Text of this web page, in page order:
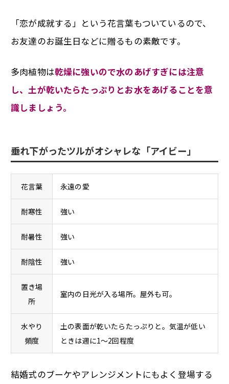
「恋が成就する」という花言葉もついているので、
お友達のお誕生日などに贈るもの素敵です。
多肉植物は乾燥に強いので水のあげすぎには注意
し、土が乾いたらたっぷりとお水をあげることを意
識しましょう。
垂れ下がったツルがオシャレな「アイビー」
花言葉 永遠の愛
耐寒性 強い
耐暑性 強い
耐陰性 強い
置き場
所
室内の日光が入る場所。屋外も可。
水やり
頻度
土の表面が乾いたらたっぷりと。気温が低い
ときは週に1～2回程度
結婚式のブーケやアレンジメントにもよく登場する